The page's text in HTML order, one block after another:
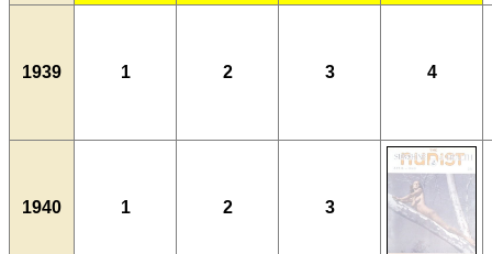
1939 1 2 3 4
1940 1 2 3